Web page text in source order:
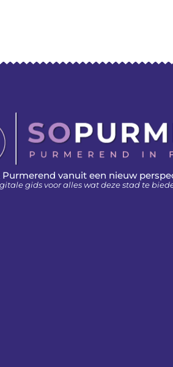
Purmerend vanuit een nieuw
gids voor alles wat deze stad te